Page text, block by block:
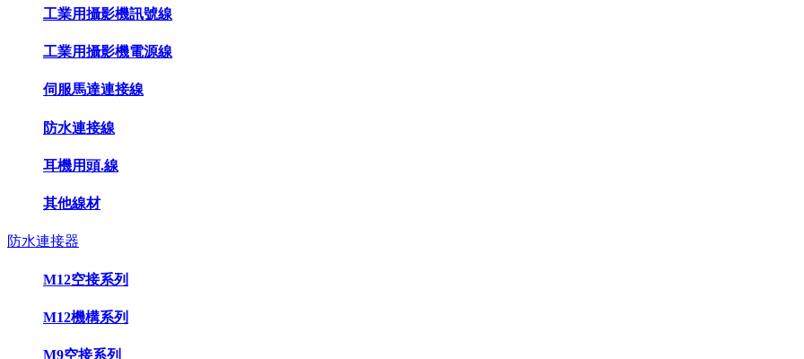
工業用攝影機訊號線
工業用攝影機電源線
伺服馬達連接線
防水連接線
耳機用頭.線
其他線材
防水連接器
M12空接系列
M12機構系列
M9空接系列